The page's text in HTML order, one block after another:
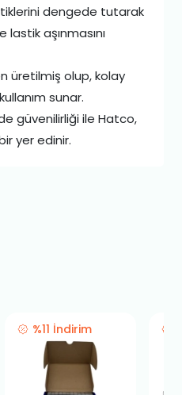
dengede tutarak
lastik aşınmasını
üretilmiş olup, kolay
sunar.
güvenilirliği ile Hatco,
yer edinir.
%11 İndirim